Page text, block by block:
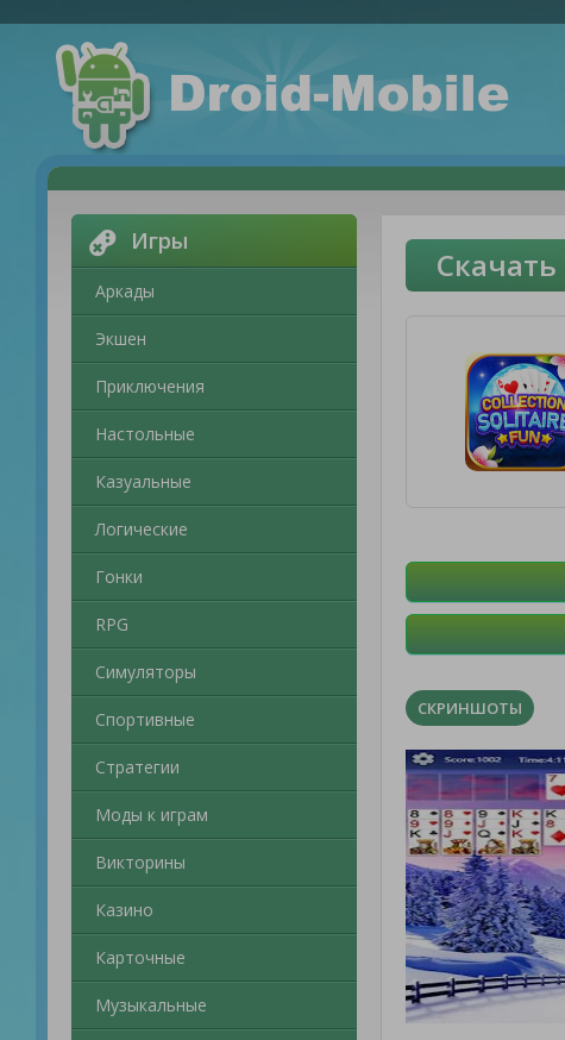
Игры
Аркады
Экшен
Приключения
Настольные
Казуальные
Логические
Гонки
RPG
Симуляторы
Спортивные
Стратегии
Моды к играм
Викторины
Казино
Карточные
Музыкальные
СКРИНШОТЫ